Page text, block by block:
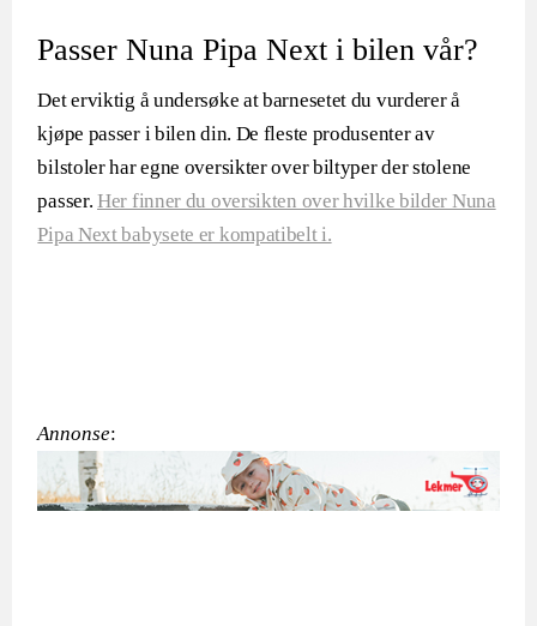
Passer Nuna Pipa Next i bilen vår?
Det erviktig å undersøke at barnesetet du vurderer å
kjøpe passer i bilen din. De fleste produsenter av
bilstoler har egne oversikter over biltyper der stolene
passer.Her finner du oversikten over hvilke bilder Nuna
Pipa Next babysete er kompatibelt i.
Annonse: